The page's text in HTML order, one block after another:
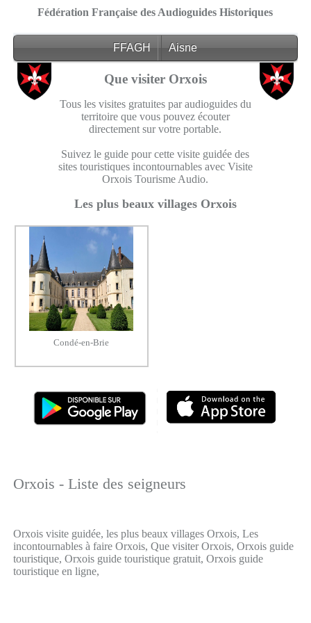
Fédération Française des Audioguides Historiques
FFAGH Aisne
Que visiter Orxois
Tous les visites gratuites par audioguides du
territoire que vous pouvez écouter
directement sur votre portable.
Suivez le guide pour cette visite guidée des
sites touristiques incontournables avec Visite
Orxois Tourisme Audio.
Les plus beaux villages Orxois
Condé-en-Brie
Orxois - Liste des seigneurs
Orxois visite guidée, les plus beaux villages Orxois, Les
incontournables à faire Orxois, Que visiter Orxois, Orxois guide
touristique, Orxois guide touristique gratuit, Orxois guide
touristique en ligne,